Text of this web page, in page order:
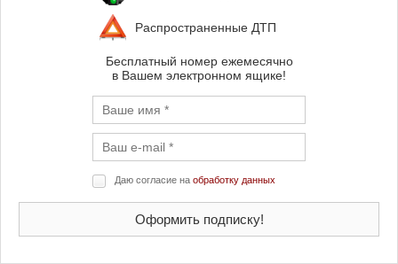
Распространенные ДТП
Бесплатный номер ежемесячно
в Вашем электронном ящике!
Даю согласие на обработку данных